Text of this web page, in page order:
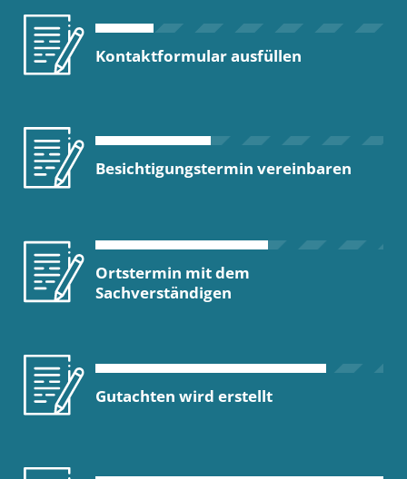
Kontaktformular ausfüllen
Besichtigungstermin vereinbaren
Ortstermin mit dem
Sachverständigen
Gutachten wird erstellt